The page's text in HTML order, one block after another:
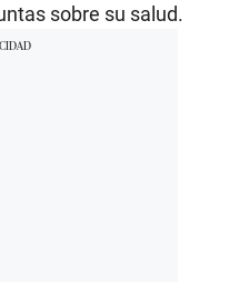
sobre su salud.